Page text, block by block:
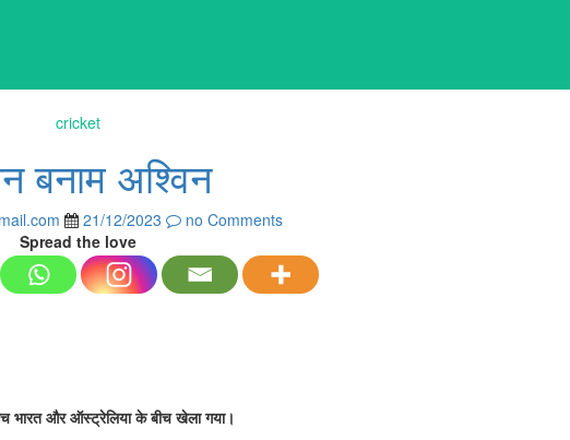
cricket
बनाम अश्विन
21/12/2023
no Comments
Spread the love
भारत और ऑस्ट्रेलिया के बीच खेला गया।